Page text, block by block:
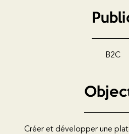
B2C
Créer et développer une